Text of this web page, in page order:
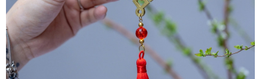
Chọn tranh phòng khách từ góc nhìn Home Stylist
Phong cách nội thất
Vị trí trưng bày